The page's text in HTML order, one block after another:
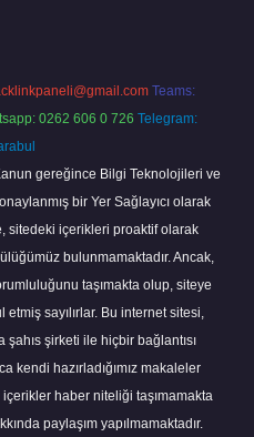
Teams:
0262 606 0 726 Telegram:
gereğince Bilgi Teknolojileri ve
bir Yer Sağlayıcı olarak
sitedeki içerikleri proaktif olarak
bulunmamaktadır. Ancak,
taşımakta olup, siteye
sayılırlar. Bu internet sitesi,
şirketi ile hiçbir bağlantısı
kendi hazırladığımız makaleler
haber niteliği taşımamakta
paylaşım yapılmamaktadır.